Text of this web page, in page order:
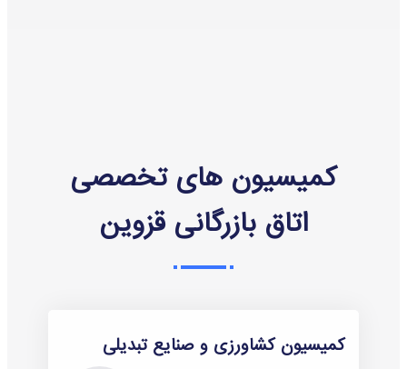
کمیسیون های تخصصی
اتاق بازرگانی قزوین
کمیسیون کشاورزی و صنایع تبدیلی